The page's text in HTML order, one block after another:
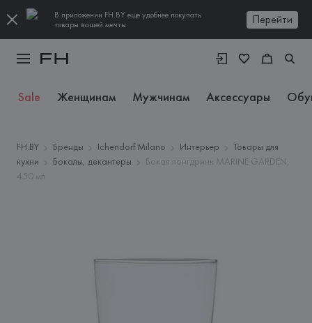
В приложении FH.BY еще удобнее покупать
товары вашей мечты
Перейти
Sale Женщинам Мужчинам Аксессуары
FH.BY Бренды Ichendorf Milano Интерьер
Товары для
кухни
Бокалы, декантеры
Бокал лонгдринк MARINE GARDEN,
450 мл